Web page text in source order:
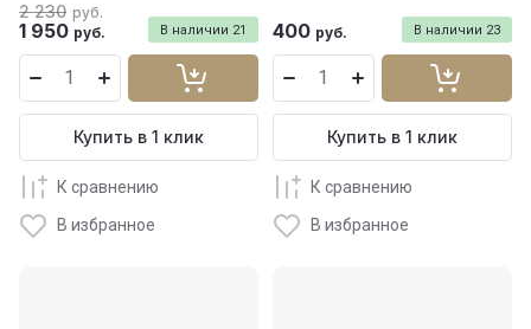
В наличии 21
2 230 руб.
1 950 руб.
Купить в 1 клик
К сравнению
В избранное
В наличии 23
400 руб.
Купить в 1 клик
К сравнению
В избранное